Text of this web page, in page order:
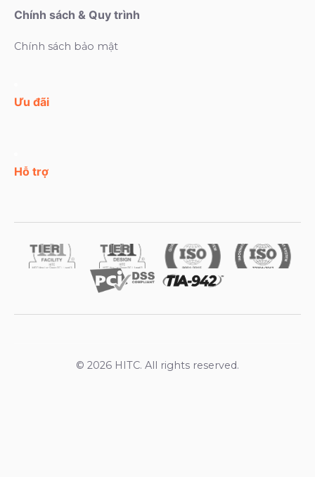
Chính sách & Quy trình
Chính sách bảo mật
Ưu đãi
Hỗ trợ
© 2026 HITC. All rights reserved.